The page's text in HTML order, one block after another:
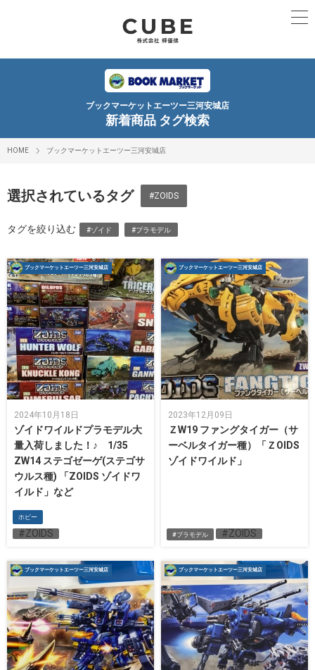
ブックマーケットエーツー三河安城店
新着商品 タグ検索
HOME ブックマーケットエーツー三河安城店
選択されているタグ #ZOIDS
タグを絞り込む #ゾイド #プラモデル
ブックマーケットエーツー三河安城店
2024年10月18日
ゾイドワイルドプラモデル大
量入荷しました！♪ 1/35
ZW14 ステゴゼーゲ(ステゴサ
ウルス種) 「ZOIDS ゾイドワ
イルド」など
ホビー
#ZOIDS
ブックマーケットエーツー三河安城店
2023年12月09日
ＺW19 ファングタイガー（サ
ーベルタイガー種）「ＺOIDS
ゾイドワイルド」
#プラモデル #ZOIDS
ブックマーケットエーツー三河安城店 ブックマーケットエーツー三河安城店